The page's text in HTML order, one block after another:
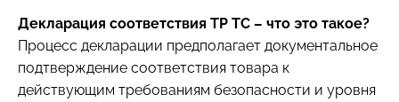
Декларация соответствия ТР ТС – что это такое?
Процесс декларации предполагает документальное
подтверждение соответствия товара к
действующим требованиям безопасности и уровня